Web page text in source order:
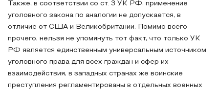
Также, в соответствии со ст. 3 УК РФ, применение
уголовного закона по аналогии не допускается, в
отличие от США и Великобритании. Помимо всего
прочего, нельзя не упомянуть тот факт, что только УК
РФ является единственным универсальным источником
уголовного права для всех граждан и сфер их
взаимодействия, в западных странах же воинские
преступления регламентированы в отдельных военных